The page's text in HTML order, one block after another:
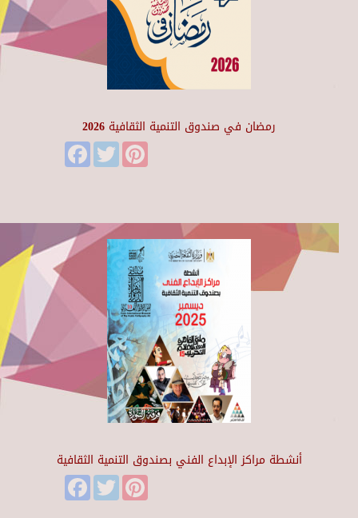
رمضان في صندوق التنمية الثقافية 2026
FacebookTwitter
أنشطة مراكز الإبداع الفني بصندوق التنمية الثقافية
FacebookTwitter